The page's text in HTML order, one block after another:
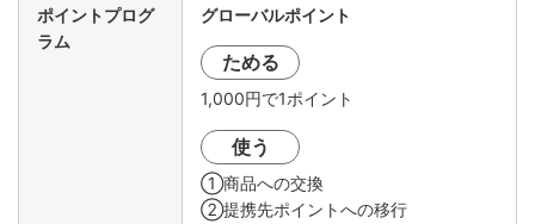
ポイントプログ
ラム
グローバルポイント
ためる
1,000円で1ポイント
使う
①商品への交換
②提携先ポイントへの移行